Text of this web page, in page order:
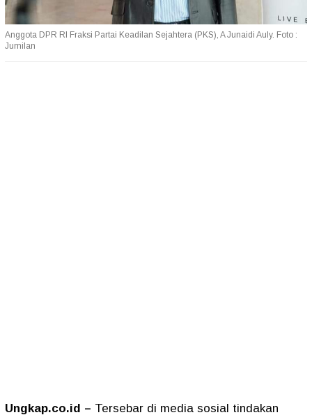
Anggota DPR RI Fraksi Partai Keadilan Sejahtera (PKS), A Junaidi Auly. Foto :
Jumilan
Ungkap.co.id – Tersebar di media sosial tindakan